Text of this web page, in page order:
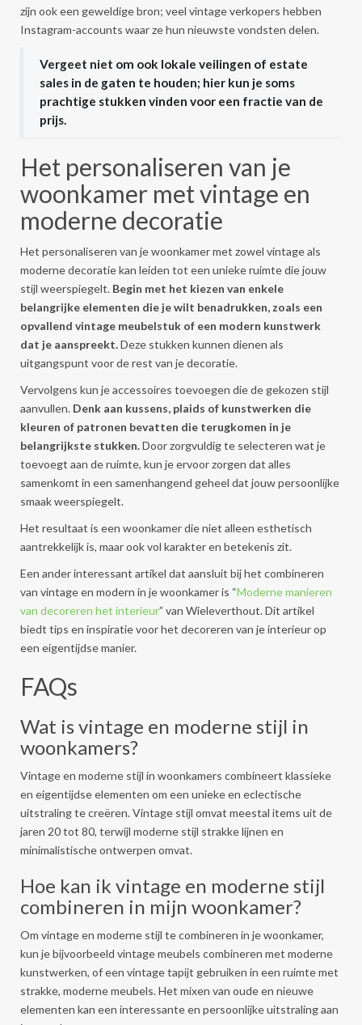
zijn ook een geweldige bron; veel vintage verkopers hebben
Instagram-accounts waar ze hun nieuwste vondsten delen.
Vergeet niet om ook lokale veilingen of estate
sales in de gaten te houden; hier kun je soms
prachtige stukken vinden voor een fractie van de
prijs.
Het personaliseren van je
woonkamer met vintage en
moderne decoratie
Het personaliseren van je woonkamer met zowel vintage als
moderne decoratie kan leiden tot een unieke ruimte die jouw
stijl weerspiegelt. Begin met het kiezen van enkele
belangrijke elementen die je wilt benadrukken, zoals een
opvallend vintage meubelstuk of een modern kunstwerk
dat je aanspreekt.Deze stukken kunnen dienen als
uitgangspunt voor de rest van je decoratie.
Vervolgens kun je accessoires toevoegen die de gekozen stijl
aanvullen. Denk aan kussens, plaids of kunstwerken die
kleuren of patronen bevatten die terugkomen in je
belangrijkste stukken.Door zorgvuldig te selecteren wat je
toevoegt aan de ruimte, kun je ervoor zorgen dat alles
samenkomt in een samenhangend geheel dat jouw persoonlijke
smaak weerspiegelt.
Het resultaat is een woonkamer die niet alleen esthetisch
aantrekkelijk is, maar ook vol karakter en betekenis zit.
Een ander interessant artikel dat aansluit bij het combineren
van vintage en modern in je woonkamer is “Moderne manieren
van decoreren het interieur” van Wieleverthout. Dit artikel
biedt tips en inspiratie voor het decoreren van je interieur op
een eigentijdse manier.
FAQs
Wat is vintage en moderne stijl in
woonkamers?
Vintage en moderne stijl in woonkamers combineert klassieke
en eigentijdse elementen om een unieke en eclectische
uitstraling te creëren. Vintage stijl omvat meestal items uit de
jaren 20 tot 80, terwijl moderne stijl strakke lijnen en
minimalistische ontwerpen omvat.
Hoe kan ik vintage en moderne stijl
combineren in mijn woonkamer?
Om vintage en moderne stijl te combineren in je woonkamer,
kun je bijvoorbeeld vintage meubels combineren met moderne
kunstwerken, of een vintage tapijt gebruiken in een ruimte met
strakke, moderne meubels. Het mixen van oude en nieuwe
elementen kan een interessante en persoonlijke uitstraling aan